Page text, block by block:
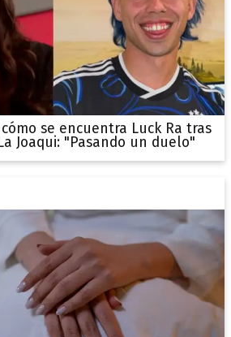
se encuentra Luck Ra tras
Joaqui: "Pasando un duelo"